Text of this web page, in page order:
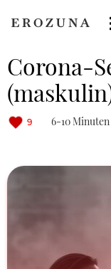
Corona-
9 6-10 Minuten